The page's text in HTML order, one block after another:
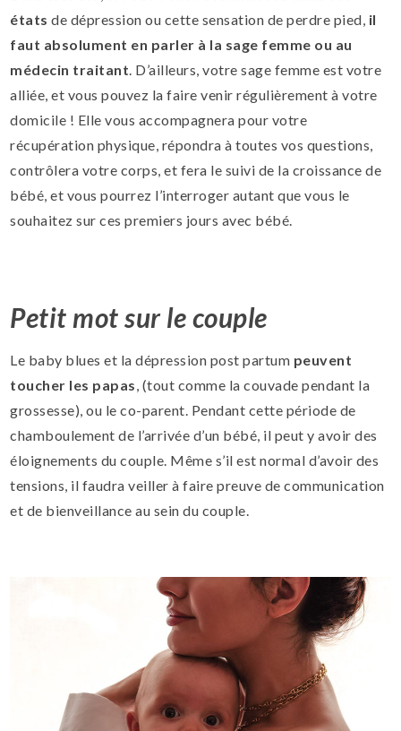
états de dépression ou cette sensation de perdre pied, il
faut absolument en parler à la sage femme ou au
médecin traitant. D’ailleurs, votre sage femme est votre
alliée, et vous pouvez la faire venir régulièrement à votre
domicile ! Elle vous accompagnera pour votre
récupération physique, répondra à toutes vos questions,
contrôlera votre corps, et fera le suivi de la croissance de
bébé, et vous pourrez l’interroger autant que vous le
souhaitez sur ces premiers jours avec bébé.
Petit mot sur le couple
Le baby blues et la dépression post partum peuvent
toucher les papas, (tout comme la couvade pendant la
grossesse), ou le co-parent. Pendant cette période de
chamboulement de l’arrivée d’un bébé, il peut y avoir des
éloignements du couple. Même s’il est normal d’avoir des
tensions, il faudra veiller à faire preuve de communication
et de bienveillance au sein du couple.